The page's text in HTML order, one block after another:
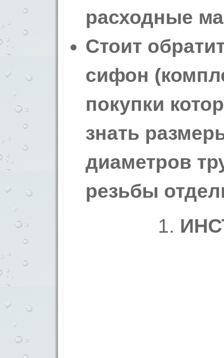
расходные
Стоит
сифон
покупки
знать
диаметров
резьбы
1.